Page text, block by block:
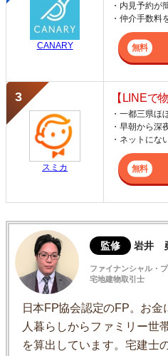
CANARY
・内見予約が
・仲介手数料
スミカ
【LINEで
・一都三県ほ
・早朝から深
・ネットにな
監修 岩井
ファイナンシャル・
宅地建物取引士
日本FP協会認定のFP。お
人暮らしからファミリー世
を算出しています。宅建士